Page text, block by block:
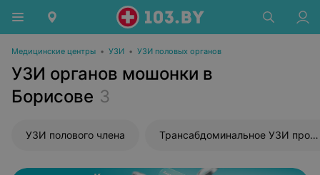
Медицинские центры • УЗИ • УЗИ половых органов
УЗИ органов мошонки в
Борисове 3
УЗИ полового члена Трансабдоминальное УЗИ простаты